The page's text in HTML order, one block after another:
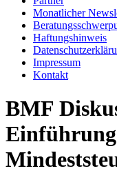
Monatlicher
Haftungshinweis
Impressum
Kontakt
BMF
Einführung